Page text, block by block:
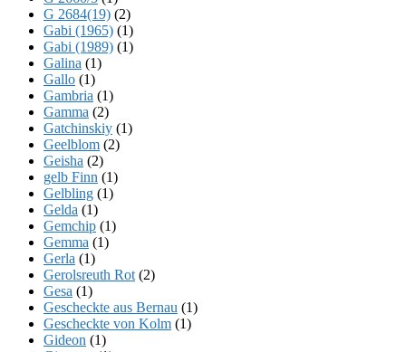
G 2684(19) (2)
Gabi (1965) (1)
Gabi (1989) (1)
Galina (1)
Gallo (1)
Gambria (1)
Gamma (2)
Gatchinskiy (1)
Geelblom (2)
Geisha (2)
gelb Finn (1)
Gelbling (1)
Gelda (1)
Gemchip (1)
Gemma (1)
Gerla (1)
Gerolsreuth Rot (2)
Gesa (1)
Gescheckte aus Bernau (1)
Gescheckte von Kolm (1)
Gideon (1)